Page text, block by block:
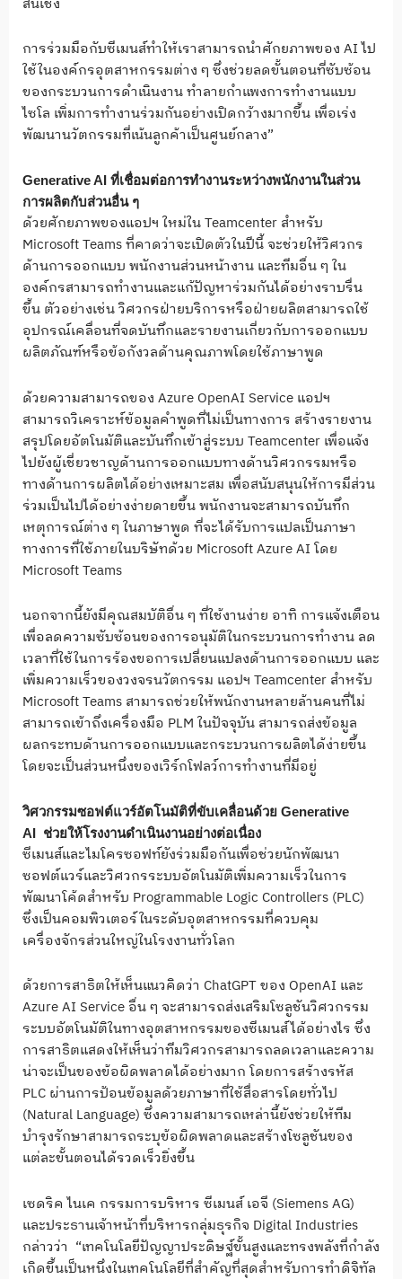
การร่วมมือกับซีเมนส์ทำให้เราสามารถนำศักยภาพของ AI ไป
ใช้ในองค์กรอุตสาหกรรมต่าง ๆ ซึ่งช่วยลดขั้นตอนที่ซับซ้อน
ของกระบวนการดำเนินงาน ทำลายกำแพงการทำงานแบบ
ไซโล เพิ่มการทำงานร่วมกันอย่างเปิดกว้างมากขึ้น เพื่อเร่ง
พัฒนานวัตกรรมที่เน้นลูกค้าเป็นศูนย์กลาง”
Generative AI ที่เชื่อมต่อการทำงานระหว่างพนักงานในส่วน
การผลิตกับส่วนอื่น ๆ
ด้วยศักยภาพของแอปฯ ใหม่ใน Teamcenter สำหรับ
Microsoft Teams ที่คาดว่าจะเปิดตัวในปีนี้ จะช่วยให้วิศวกร
ด้านการออกแบบ พนักงานส่วนหน้างาน และทีมอื่น ๆ ใน
องค์กรสามารถทำงานและแก้ปัญหาร่วมกันได้อย่างราบรื่น
ขึ้น ตัวอย่างเช่น วิศวกรฝ่ายบริการหรือฝ่ายผลิตสามารถใช้
อุปกรณ์เคลื่อนที่จดบันทึกและรายงานเกี่ยวกับการออกแบบ
ผลิตภัณฑ์หรือข้อกังวลด้านคุณภาพโดยใช้ภาษาพูด
ด้วยความสามารถของ Azure OpenAI Service แอปฯ
สามารถวิเคราะห์ข้อมูลคำพูดที่ไม่เป็นทางการ สร้างรายงาน
สรุปโดยอัตโนมัติและบันทึกเข้าสู่ระบบ Teamcenter เพื่อแจ้ง
ไปยังผู้เชี่ยวชาญด้านการออกแบบทางด้านวิศวกรรมหรือ
ทางด้านการผลิตได้อย่างเหมาะสม เพื่อสนับสนุนให้การมีส่วน
ร่วมเป็นไปได้อย่างง่ายดายขึ้น พนักงานจะสามารถบันทึก
เหตุการณ์ต่าง ๆ ในภาษาพูด ที่จะได้รับการแปลเป็นภาษา
ทางการที่ใช้ภายในบริษัทด้วย Microsoft Azure AI โดย
Microsoft Teams
นอกจากนี้ยังมีคุณสมบัติอื่น ๆ ที่ใช้งานง่าย อาทิ การแจ้งเตือน
เพื่อลดความซับซ้อนของการอนุมัติในกระบวนการทำงาน ลด
เวลาที่ใช้ในการร้องขอการเปลี่ยนแปลงด้านการออกแบบ และ
เพิ่มความเร็วของวงจรนวัตกรรม แอปฯ Teamcenter สำหรับ
Microsoft Teams สามารถช่วยให้พนักงานหลายล้านคนที่ไม่
สามารถเข้าถึงเครื่องมือ PLM ในปัจจุบัน สามารถส่งข้อมูล
ผลกระทบด้านการออกแบบและกระบวนการผลิตได้ง่ายขึ้น
โดยจะเป็นส่วนหนึ่งของเวิร์กโฟลว์การทำงานที่มีอยู่
วิศวกรรมซอฟต์แวร์อัตโนมัติที่ขับเคลื่อนด้วย Generative
AI ช่วยให้โรงงานดำเนินงานอย่างต่อเนื่อง
ซีเมนส์และไมโครซอฟท์ยังร่วมมือกันเพื่อช่วยนักพัฒนา
ซอฟต์แวร์และวิศวกรระบบอัตโนมัติเพิ่มความเร็วในการ
พัฒนาโค้ดสำหรับ Programmable Logic Controllers (PLC)
ซึ่งเป็นคอมพิวเตอร์ในระดับอุตสาหกรรมที่ควบคุม
เครื่องจักรส่วนใหญ่ในโรงงานทั่วโลก
ด้วยการสาธิตให้เห็นแนวคิดว่า ChatGPT ของ OpenAI และ
Azure AI Service อื่น ๆ จะสามารถส่งเสริมโซลูชันวิศวกรรม
ระบบอัตโนมัติในทางอุตสาหกรรมของซีเมนส์ได้อย่างไร ซึ่ง
การสาธิตแสดงให้เห็นว่าทีมวิศวกรสามารถลดเวลาและความ
น่าจะเป็นของข้อผิดพลาดได้อย่างมาก โดยการสร้างรหัส
PLC ผ่านการป้อนข้อมูลด้วยภาษาที่ใช้สื่อสารโดยทั่วไป
(Natural Language) ซึ่งความสามารถเหล่านี้ยังช่วยให้ทีม
บำรุงรักษาสามารถระบุข้อผิดพลาดและสร้างโซลูชันของ
แต่ละขั้นตอนได้รวดเร็วยิ่งขึ้น
เซดริค ไนเค กรรมการบริหาร ซีเมนส์ เอจี (Siemens AG)
และประธานเจ้าหน้าที่บริหารกลุ่มธุรกิจ Digital Industries
กล่าวว่า “เทคโนโลยีปัญญาประดิษฐ์ขั้นสูงและทรงพลังที่กำลัง
เกิดขึ้นเป็นหนึ่งในเทคโนโลยีที่สำคัญที่สุดสำหรับการทำดิจิทัล